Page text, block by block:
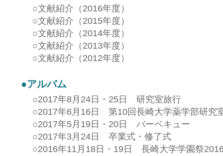
○文献紹介（2016年度）
○文献紹介（2015年度）
○文献紹介（2014年度）
○文献紹介（2013年度）
○文献紹介（2012年度）
●アルバム
○2017年8月24日・25日 研究室旅行
○2017年6月16日 第10回長崎大学薬学部研究
○2017年5月19日・20日 バーベキュー
○2017年3月24日 卒業式・修了式
○2016年11月18日・19日 長崎大学学園祭